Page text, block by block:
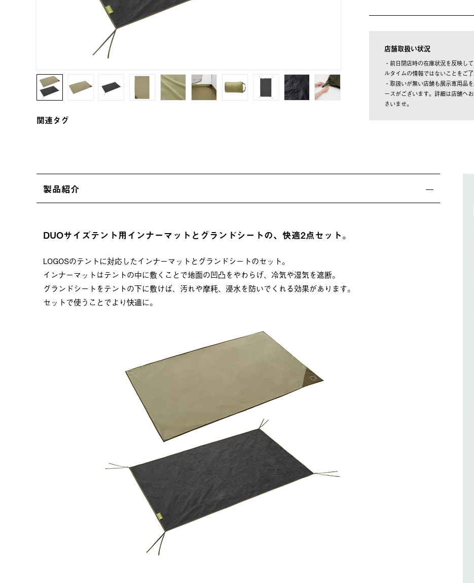
関連タグ
店舗取扱い状況
・前日閉店時の在庫状況を反映し
ルタイムの情報ではないことをご了
・取扱いが無い店舗も展示専用品
ースがございます。詳細は店舗へ
さいませ。
製品紹介
DUOサイズテント用インナーマットとグランドシートの、快適2点セット。
LOGOSのテントに対応したインナーマットとグランドシートのセット。
インナーマットはテントの中に敷くことで地面の凹凸をやわらげ、冷気や湿気を遮断。
グランドシートをテントの下に敷けば、汚れや摩耗、浸水を防いでくれる効果があります。
セットで使うことでより快適に。